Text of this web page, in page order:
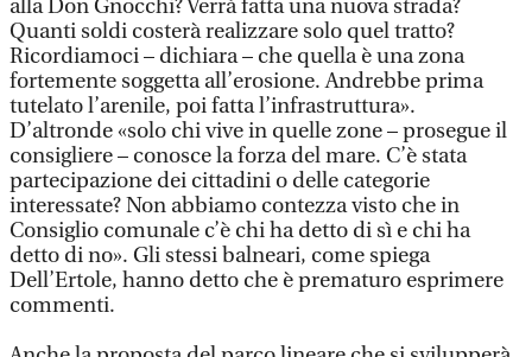
alla Don Gnocchi? Verrà fatta una nuova strada?
Quanti soldi costerà realizzare solo quel tratto?
Ricordiamoci – dichiara – che quella è una zona
fortemente soggetta all’erosione. Andrebbe prima
tutelato l’arenile, poi fatta l’infrastruttura».
D’altronde «solo chi vive in quelle zone – prosegue il
consigliere – conosce la forza del mare. C’è stata
partecipazione dei cittadini o delle categorie
interessate? Non abbiamo contezza visto che in
Consiglio comunale c’è chi ha detto di sì e chi ha
detto di no». Gli stessi balneari, come spiega
Dell’Ertole, hanno detto che è prematuro esprimere
commenti.